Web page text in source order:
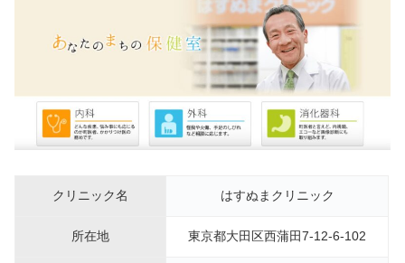
クリニック名 はすぬまクリニック
所在地 東京都大田区西蒲田7-12-6-102